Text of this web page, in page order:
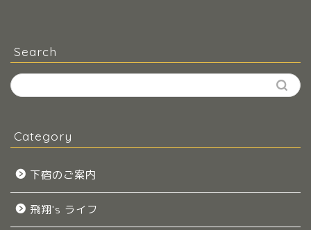
Search
Category
下宿のご案内
飛翔's ライフ